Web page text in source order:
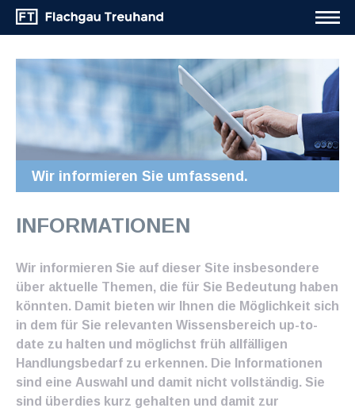
Wir informieren Sie umfassend.
INFORMATIONEN
Wir informieren Sie auf dieser Site insbesondere
über aktuelle Themen, die für Sie Bedeutung haben
könnten. Damit bieten wir Ihnen die Möglichkeit sich
in dem für Sie relevanten Wissensbereich up-to-
date zu halten und möglichst früh allfälligen
Handlungsbedarf zu erkennen. Die Informationen
sind eine Auswahl und damit nicht vollständig. Sie
sind überdies kurz gehalten und damit zur